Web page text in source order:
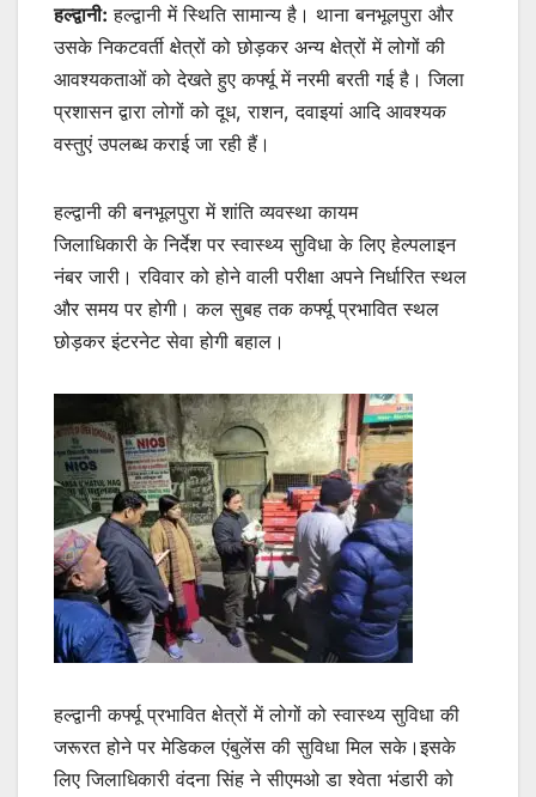
हल्द्वानी: हल्द्वानी में स्थिति सामान्य है। थाना बनभूलपुरा और
उसके निकटवर्ती क्षेत्रों को छोड़कर अन्य क्षेत्रों में लोगों की
आवश्यकताओं को देखते हुए कर्फ्यू में नरमी बरती गई है। जिला
प्रशासन द्वारा लोगों को दूध, राशन, दवाइयां आदि आवश्यक
वस्तुएं उपलब्ध कराई जा रही हैं।
हल्द्वानी की बनभूलपुरा में शांति व्यवस्था कायम
जिलाधिकारी के निर्देश पर स्वास्थ्य सुविधा के लिए हेल्पलाइन
नंबर जारी। रविवार को होने वाली परीक्षा अपने निर्धारित स्थल
और समय पर होगी। कल सुबह तक कर्फ्यू प्रभावित स्थल
छोड़कर इंटरनेट सेवा होगी बहाल।
हल्द्वानी कर्फ्यू प्रभावित क्षेत्रों में लोगों को स्वास्थ्य सुविधा की
जरूरत होने पर मेडिकल एंबुलेंस की सुविधा मिल सके।इसके
लिए जिलाधिकारी वंदना सिंह ने सीएमओ डा श्वेता भंडारी को